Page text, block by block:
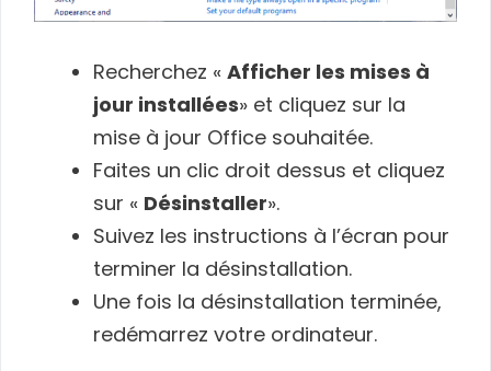
Recherchez « Afficher les mises à
jour installées» et cliquez sur la
mise à jour Office souhaitée.
Faites un clic droit dessus et cliquez
sur « Désinstaller».
Suivez les instructions à l’écran pour
terminer la désinstallation.
Une fois la désinstallation terminée,
redémarrez votre ordinateur.